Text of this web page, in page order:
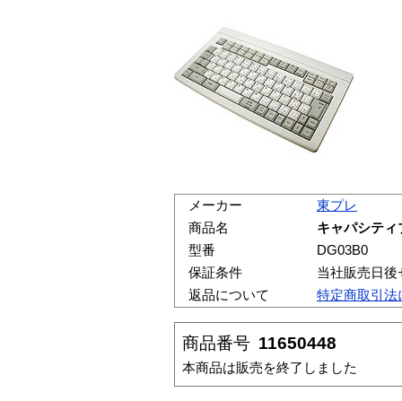
メーカー
東プレ
商品名
キャパシティ
型番
DG03B0
保証条件
当社販売日
返品について
特定商取引法
商品番号 11650448
本商品は販売を終了しました